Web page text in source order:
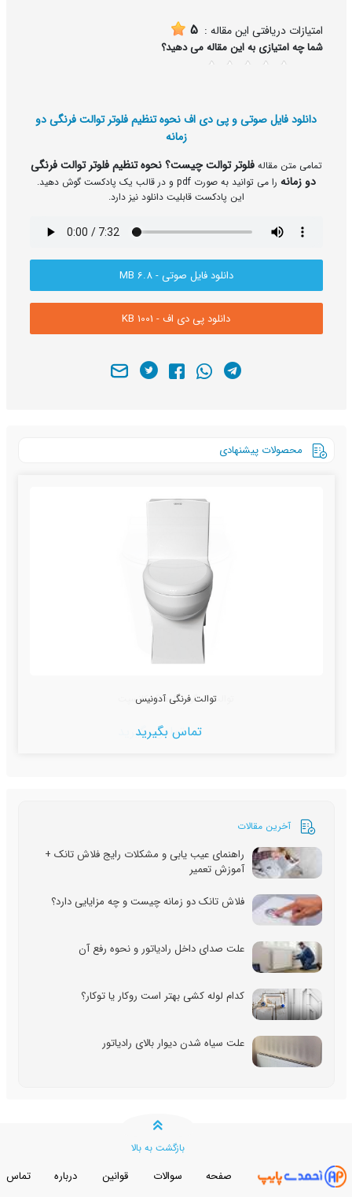
امتیازات دریافتی این مقاله : 5
شما چه امتیازی به این مقاله می دهید؟
دانلود فایل صوتی و پی دی اف نحوه تنظیم فلوتر توالت فرنگی دو
زمانه
تمامی متن مقالهفلوتر توالت چیست؟ نحوه تنظیم فلوتر توالت فرنگی
دو زمانه
را می توانید به صورت pdf و در قالب یک پادکست گوش دهید.
این پادکست قابلیت دانلود نیز دارد.
دانلود فایل صوتی - 6.8 MB
دانلود پی دی اف - 1001 KB
محصولات پیشنهادی
توالت فرنگی آدونیس
تماس بگیرید
آخرین مقالات
راهنمای عیب یابی و مشکلات رایج فلاش تانک +
آموزش تعمیر
فلاش تانک دو زمانه چیست و چه مزایایی دارد؟
علت صدای داخل رادیاتور و نحوه رفع آن
کدام لوله کشی بهتر است روکار یا توکار؟
علت سیاه شدن دیوار بالای رادیاتور
صفحه سوالات قوانین درباره تماس
بازگشت به بالا